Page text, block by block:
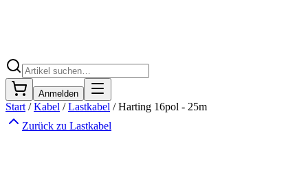
Anmelden
Start /Kabel /Lastkabel /Harting 16pol - 25m
Zurück zu Lastkabel